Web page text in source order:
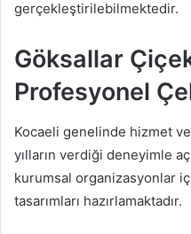
gerçekleştirilebilmektedir.
Göksallar
Profesyonel
Kocaeli genelinde hizmet
yılların verdiği deneyimle
kurumsal organizasyonlar
tasarımları hazırlamaktadır.